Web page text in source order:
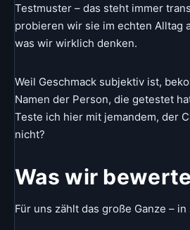
Testmuster – das steht immer
probieren wir sie im echten Alltag
was wir wirklich denken.
Weil Geschmack subjektiv ist,
Namen der Person, die getestet
Teste ich hier mit jemandem, der
nicht?
Was wir
Für uns zählt das große Ganze –